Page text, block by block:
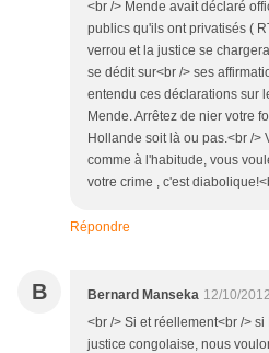
<br /> Mende avait déclaré
publics qu'ils ont privatisés (
verrou et la justice se
se dédit sur<br /> ses
entendu ces déclarations sur
Mende. Arrêtez de nier votre
Hollande soit là ou pas.<br />
comme à l'habitude, vous
votre crime , c'est
Répondre
B Bernard Manseka 12/10/
<br /> Si et réellement<br />
justice congolaise, nous